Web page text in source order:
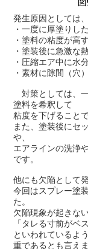
発生原因としては
・一度に厚塗りし
・塗料の粘度が高
・塗装後に急激な
・圧縮エア中に水
・素材に隙間（穴
対策としては、
塗料を希釈して
粘度を下げること
また、塗装後にセ
や、
エアラインの洗浄
です。
他にも欠陥として
今回はスプレー塗
た。
欠陥現象が起きな
「タレる寸前がベ
といわれているよ
重であるとも言えま